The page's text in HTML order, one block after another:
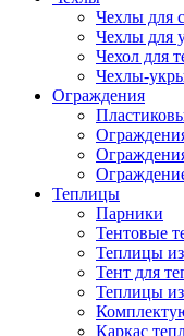
Чехлы для
Чехлы для
Чехол для
Чехлы-
Ограждения
Теплицы
Парники
Тентовые
Теплицы
Тент для
Теплицы
Каркас